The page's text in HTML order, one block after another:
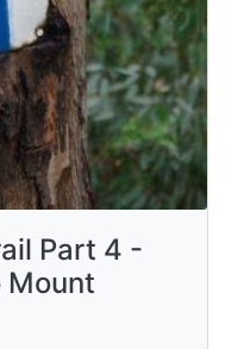
Part 4 -
Mount